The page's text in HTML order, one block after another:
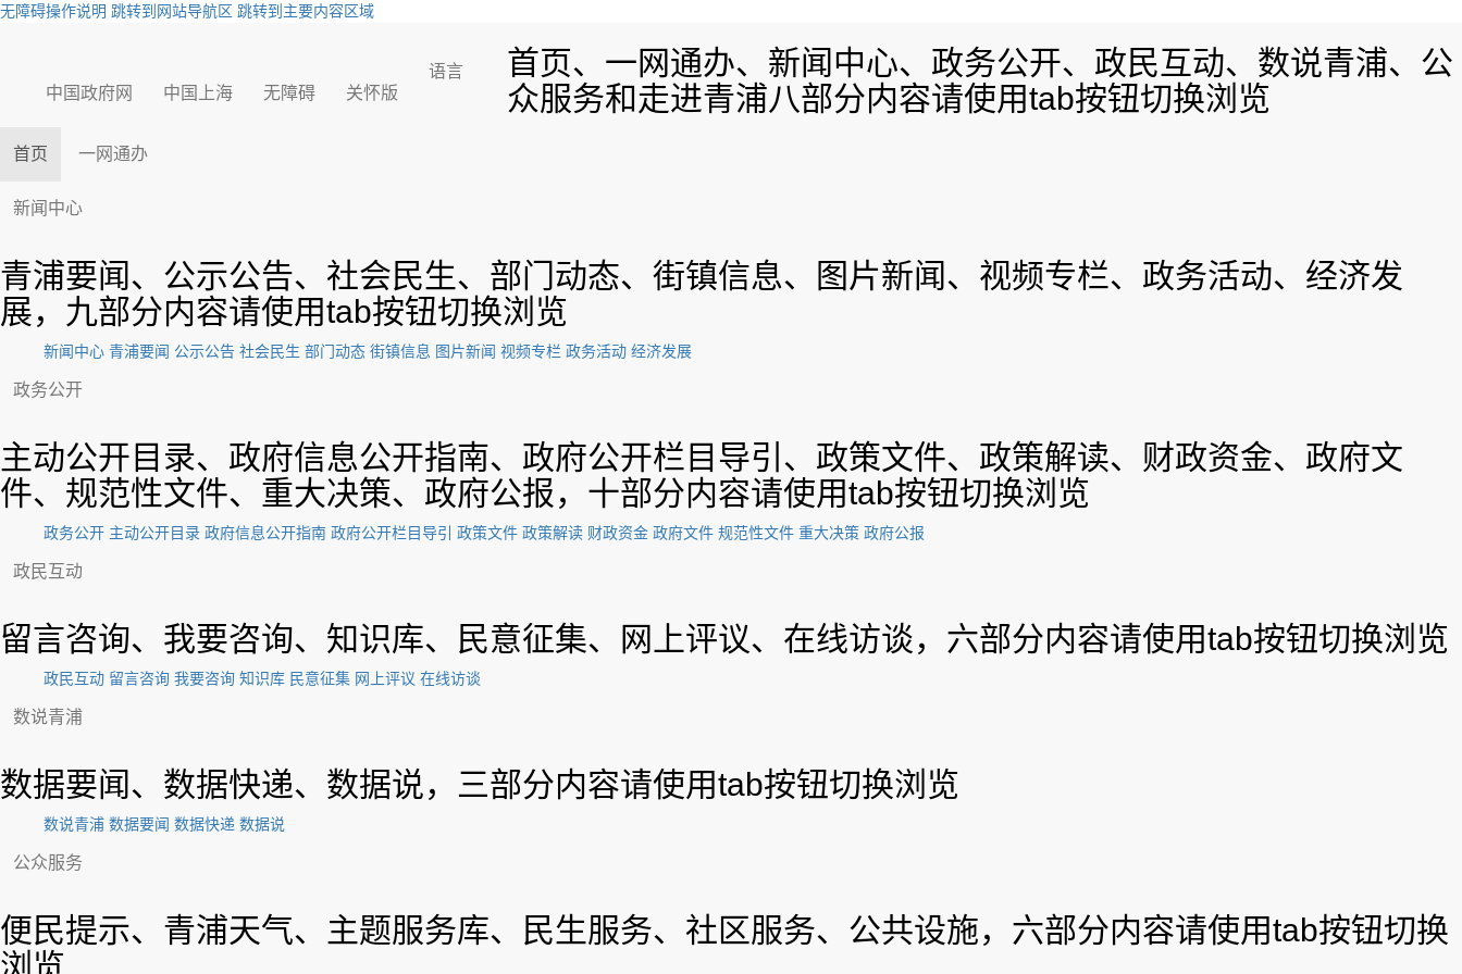
无障碍操作说明 跳转到网站导航区 跳转到主要内容区域
中国政府网 中国上海 无障碍 关怀版
语言
首页、一网通办、新闻中心、政务公开、政民互动、数说青浦、公
众服务和走进青浦八部分内容请使用tab按钮切换浏览
首页 一网通办
新闻中心
青浦要闻、公示公告、社会民生、部门动态、街镇信息、图片新闻、视频专栏、政务活动、经济发
展，九部分内容请使用tab按钮切换浏览
新闻中心 青浦要闻 公示公告 社会民生 部门动态 街镇信息 图片新闻 视频专栏 政务活动 经济发展
政务公开
主动公开目录、政府信息公开指南、政府公开栏目导引、政策文件、政策解读、财政资金、政府文
件、规范性文件、重大决策、政府公报，十部分内容请使用tab按钮切换浏览
政务公开 主动公开目录 政府信息公开指南 政府公开栏目导引 政策文件 政策解读 财政资金 政府文件 规范性文件 重大决策 政府公报
政民互动
留言咨询、我要咨询、知识库、民意征集、网上评议、在线访谈，六部分内容请使用tab按钮切换浏览
政民互动 留言咨询 我要咨询 知识库 民意征集 网上评议 在线访谈
数说青浦
数据要闻、数据快递、数据说，三部分内容请使用tab按钮切换浏览
数说青浦 数据要闻 数据快递 数据说
公众服务
便民提示、青浦天气、主题服务库、民生服务、社区服务、公共设施，六部分内容请使用tab按钮切换
浏览